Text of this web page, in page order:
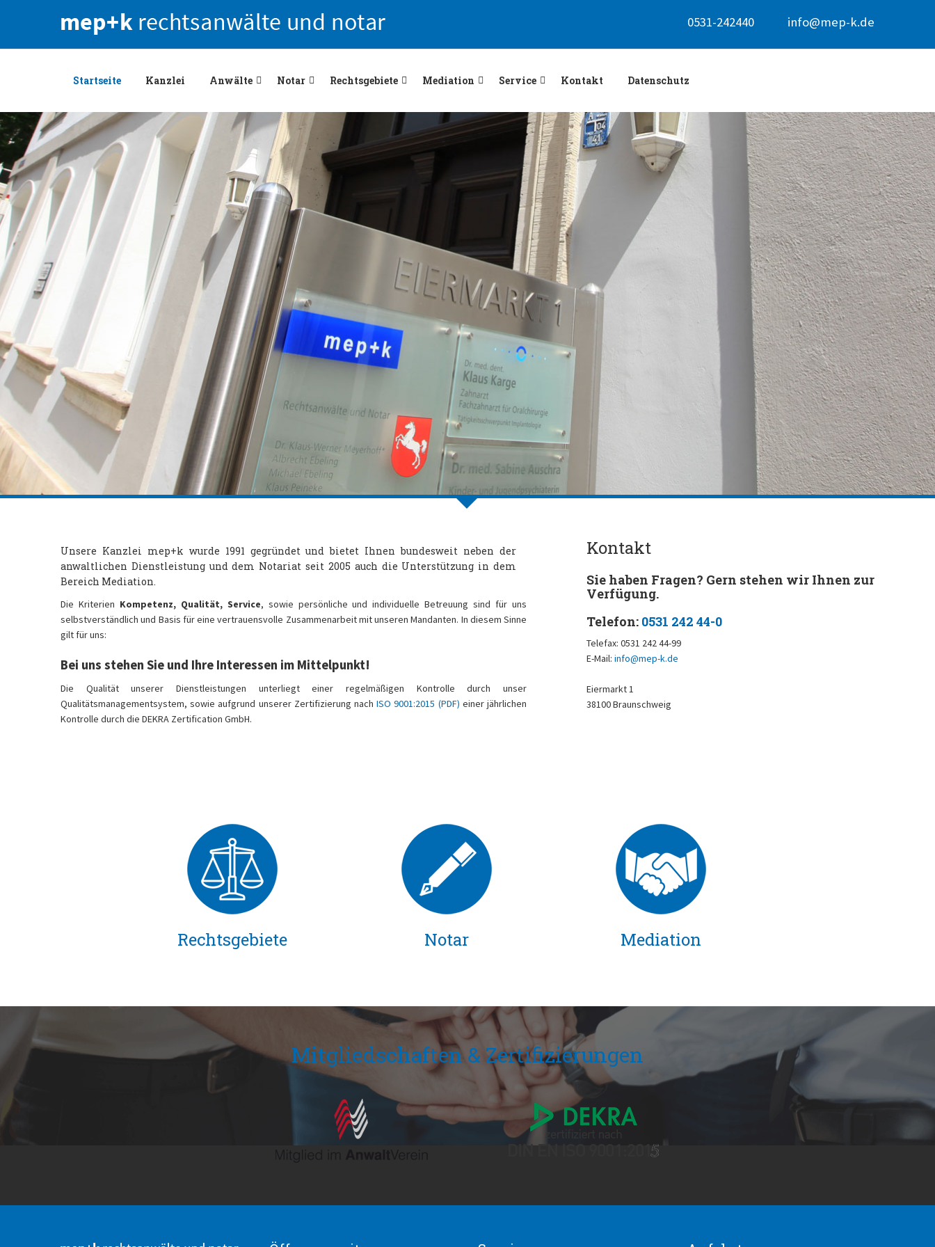
0531-242440 info@mep-k.de
Startseite Kanzlei Anwälte Notar Rechtsgebiete Mediation Service Kontakt Datenschutz
Unsere Kanzlei mep+k wurde 1991 gegründet und bietet Ihnen bundesweit neben der
anwaltlichen Dienstleistung und dem Notariat seit 2005 auch die Unterstützung in dem
Bereich Mediation.
Die Kriterien Kompetenz, Qualität, Service, sowie persönliche und individuelle Betreuung sind für uns
selbstverständlich und Basis für eine vertrauensvolle Zusammenarbeit mit unseren Mandanten. In diesem Sinne
gilt für uns:
Bei uns stehen Sie und Ihre Interessen im Mittelpunkt!
Die Qualität unserer Dienstleistungen unterliegt einer regelmäßigen Kontrolle durch unser
Qualitätsmanagementsystem, sowie aufgrund unserer Zertifizierung nachISO 9001:2015 (PDF) einer jährlichen
Kontrolle durch die DEKRA Zertification GmbH.
Kontakt
Sie haben Fragen? Gern stehen wir Ihnen zur
Verfügung.
Telefon: 0531 242 44-0
Telefax: 0531 242 44-99
E-Mail: info@mep-k.de
Eiermarkt 1
38100 Braunschweig
Rechtsgebiete Notar Mediation
Mitgliedschaften & Zertifizierungen